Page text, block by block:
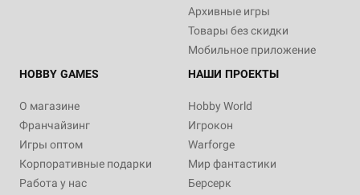
Архивные игры
Товары без скидки
Мобильное приложение
HOBBY GAMES
О магазине
Франчайзинг
Игры оптом
Корпоративные подарки
Работа у нас
НАШИ ПРОЕКТЫ
Hobby World
Игрокон
Warforge
Мир фантастики
Берсерк